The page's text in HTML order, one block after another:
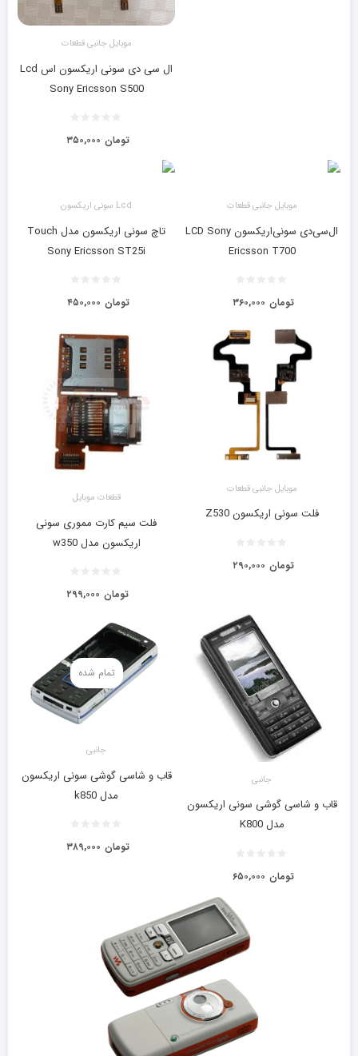
موبایل جانبی قطعات
ال سی دی سونی اریکسون اس Lcd
Sony Ericsson S500
۳۵۰,۰۰۰ تومان
موبایل جانبی قطعات
ال‌سی‌دی سونی‌اریکسون LCD Sony
Ericsson T700
۳۶۰,۰۰۰ تومان
Lcd سونی اریکسون
تاچ‌ سونی اريكسون مدل Touch
Sony Ericsson ST25i
۴۵۰,۰۰۰ تومان
موبایل جانبی قطعات
فلت سونی اریکسون Z530
۲۹۰,۰۰۰ تومان
قطعات موبایل
فلت سیم کارت مموری سونی
اریکسون مدل w350
۲۹۹,۰۰۰ تومان
جانبی
قاب و شاسی گوشی سونی اریکسون
مدل K800
۶۵۰,۰۰۰ تومان
تمام شده
جانبی
قاب و شاسی گوشی سونی اریکسون
مدل k850
۳۸۹,۰۰۰ تومان